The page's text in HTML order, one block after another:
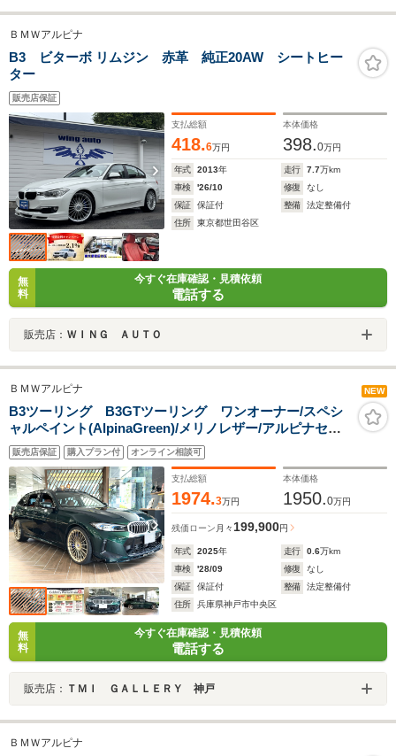
ＢＭＷアルピナ
B3 ビターボ リムジン 赤革 純正20AW シートヒー
ター
販売店保証
支払総額
418.6万円
本体価格
398.0万円
年式 2013年 走行 7.7万km
車検
'26/10 修復
なし
保証
保証付 整備
法定整備付
住所
東京都世田谷区
無
料
今すぐ在庫確認・見積依頼
電話する
販売店： ＷＩＮＧ ＡＵＴＯ
ＢＭＷアルピナ NEW
B3ツーリング B3GTツーリング ワンオーナー/スペシ
ャルペイント(AlpinaGreen)/メリノレザー/アルピナセー
フティーPKG/パノラマサンルーフ/HarmanKardonサウン
ド/20インチAW/シートヒーター/ドライブレコーダー
販売店保証 購入プラン付 オンライン相談可
支払総額
1974.3万円
本体価格
1950.0万円
残価ローン 月々 199,900円
年式 2025年 走行 0.6万km
車検
'28/09 修復
なし
保証
保証付 整備
法定整備付
住所
兵庫県神戸市中央区
無
料
今すぐ在庫確認・見積依頼
電話する
販売店： ＴＭＩ ＧＡＬＬＥＲＹ 神戸
ＢＭＷアルピナ